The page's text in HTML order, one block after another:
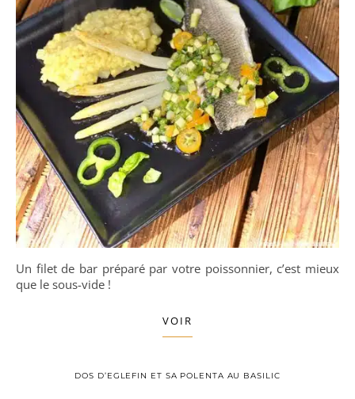
Un filet de bar préparé par votre poissonnier, c’est mieux
que le sous-vide !
VOIR
DOS D’EGLEFIN ET SA POLENTA AU BASILIC